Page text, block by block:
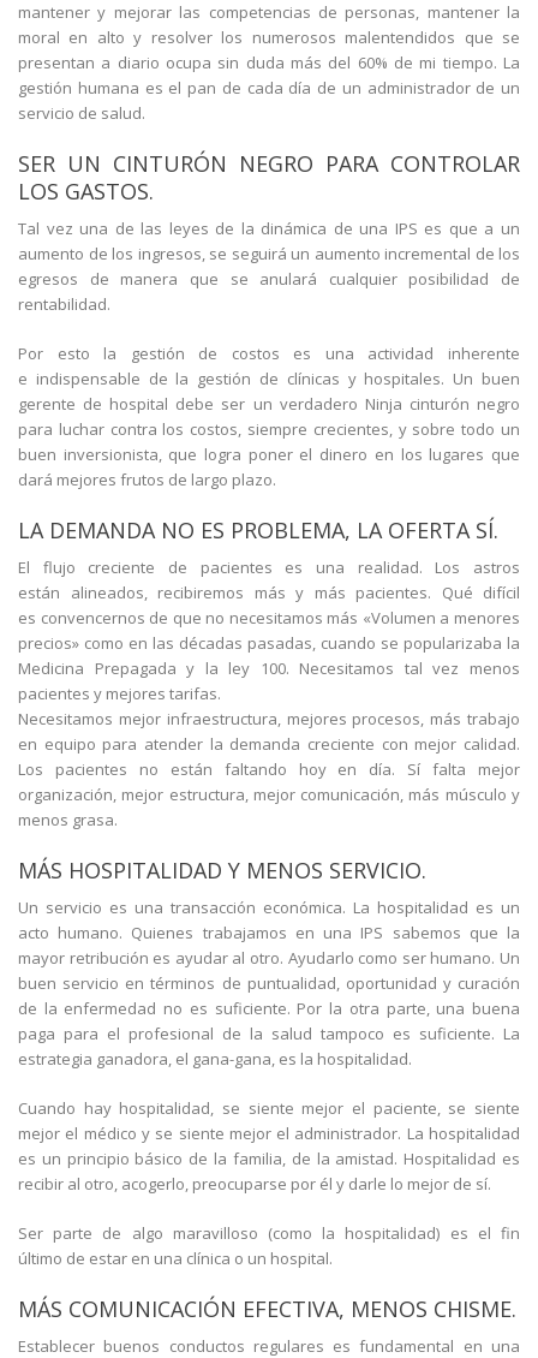
mantener y mejorar las competencias de personas, mantener la
moral en alto y resolver los numerosos malentendidos que se
presentan a diario ocupa sin duda más del 60% de mi tiempo. La
gestión humana es el pan de cada día de un administrador de un
servicio de salud.
SER UN CINTURÓN NEGRO PARA CONTROLAR
LOS GASTOS.
Tal vez una de las leyes de la dinámica de una IPS es que a un
aumento de los ingresos, se seguirá un aumento incremental de los
egresos de manera que se anulará cualquier posibilidad de
rentabilidad.
Por esto la gestión de costos es una actividad inherente
e indispensable de la gestión de clínicas y hospitales. Un buen
gerente de hospital debe ser un verdadero Ninja cinturón negro
para luchar contra los costos, siempre crecientes, y sobre todo un
buen inversionista, que logra poner el dinero en los lugares que
dará mejores frutos de largo plazo.
LA DEMANDA NO ES PROBLEMA, LA OFERTA SÍ.
El flujo creciente de pacientes es una realidad. Los astros
están alineados, recibiremos más y más pacientes. Qué difícil
es convencernos de que no necesitamos más «Volumen a menores
precios» como en las décadas pasadas, cuando se popularizaba la
Medicina Prepagada y la ley 100. Necesitamos tal vez menos
pacientes y mejores tarifas.
Necesitamos mejor infraestructura, mejores procesos, más trabajo
en equipo para atender la demanda creciente con mejor calidad.
Los pacientes no están faltando hoy en día. Sí falta mejor
organización, mejor estructura, mejor comunicación, más músculo y
menos grasa.
MÁS HOSPITALIDAD Y MENOS SERVICIO.
Un servicio es una transacción económica. La hospitalidad es un
acto humano. Quienes trabajamos en una IPS sabemos que la
mayor retribución es ayudar al otro. Ayudarlo como ser humano. Un
buen servicio en términos de puntualidad, oportunidad y curación
de la enfermedad no es suficiente. Por la otra parte, una buena
paga para el profesional de la salud tampoco es suficiente. La
estrategia ganadora, el gana-gana, es la hospitalidad.
Cuando hay hospitalidad, se siente mejor el paciente, se siente
mejor el médico y se siente mejor el administrador. La hospitalidad
es un principio básico de la familia, de la amistad. Hospitalidad es
recibir al otro, acogerlo, preocuparse por él y darle lo mejor de sí.
Ser parte de algo maravilloso (como la hospitalidad) es el fin
último de estar en una clínica o un hospital.
MÁS COMUNICACIÓN EFECTIVA, MENOS CHISME.
Establecer buenos conductos regulares es fundamental en una